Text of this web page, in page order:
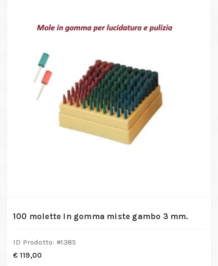
100 molette in gomma miste gambo 3 mm.
ID Prodotto: #1385
€ 119,00